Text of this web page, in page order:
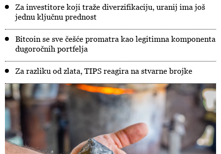
Za investitore koji traže diverzifikaciju, uranij ima još
jednu ključnu prednost
Bitcoin se sve češće promatra kao legitimna komponenta
dugoročnih portfelja
Za razliku od zlata, TIPS reagira na stvarne brojke